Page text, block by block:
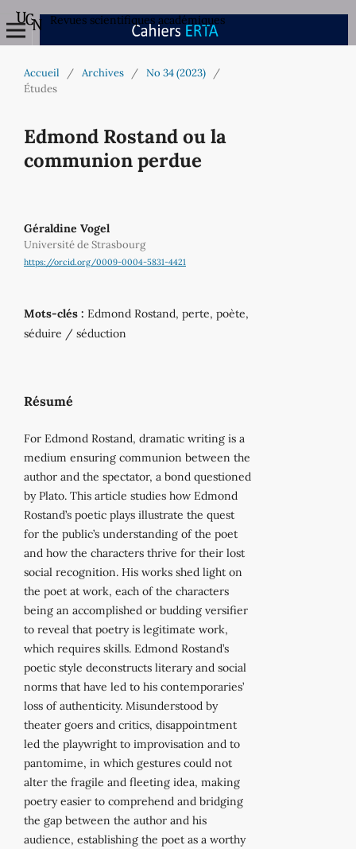
Revues scientifiques académiques
Accueil / Archives / No 34 (2023)
/
Études
Edmond Rostand ou la
communion perdue
Géraldine Vogel
Université de Strasbourg
https://orcid.org/0009-0004-5831-4421
Mots-clés : Edmond Rostand, perte, poète,
séduire / séduction
Résumé
For Edmond Rostand, dramatic writing is a
medium ensuring communion between the
author and the spectator, a bond questioned
by Plato. This article studies how Edmond
Rostand’s poetic plays illustrate the quest
for the public’s understanding of the poet
and how the characters thrive for their lost
social recognition. His works shed light on
the poet at work, each of the characters
being an accomplished or budding versifier
to reveal that poetry is legitimate work,
which requires skills. Edmond Rostand’s
poetic style deconstructs literary and social
norms that have led to his contemporaries’
loss of authenticity. Misunderstood by
theater goers and critics, disappointment
led the playwright to improvisation and to
pantomime, in which gestures could not
alter the fragile and fleeting idea, making
poetry easier to comprehend and bridging
the gap between the author and his
audience, establishing the poet as a worthy